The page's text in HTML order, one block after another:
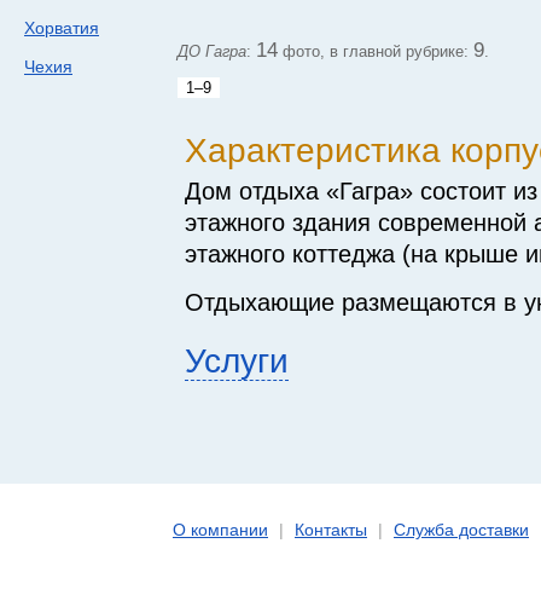
Хорватия
Чехия
ДО Гагра: 14 фото, в главной рубрике: 9.
1–9
Характеристика
Дом отдыха «Гагра» состоит
этажного здания современной
этажного коттеджа (на крыше
Отдыхающие размещаются в
Услуги
О компании Контакты Служба доставки